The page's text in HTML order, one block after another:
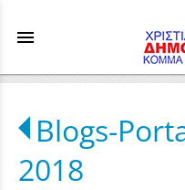
menu
Blogs-
2018